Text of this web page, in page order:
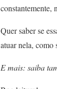
constantemente,
Quer saber se
atuar nela, como
E mais: saiba